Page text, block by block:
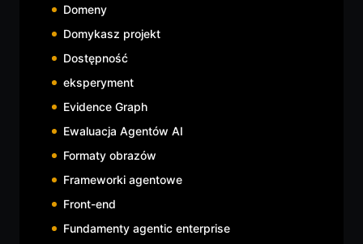
Domeny
Domykasz projekt
Dostępność
eksperyment
Evidence Graph
Ewaluacja Agentów AI
Formaty obrazów
Frameworki agentowe
Front-end
Fundamenty agentic enterprise